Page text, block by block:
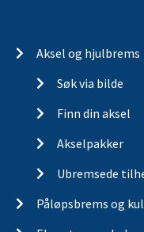
Aksel og hjulbrems
Søk via bilde
Finn din aksel
Akselpakker
Ubremsede
Påløpsbrems og